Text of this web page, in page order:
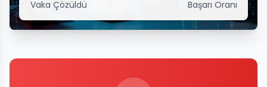
Vaka Çözüldü Başarı Oranı